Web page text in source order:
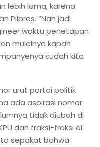
lebih lama, karena
Pilpres. “Nah jadi
waktu penetapan
mulainya kapan
sudah kita
urut partai politik
ada aspirasi nomor
tidak diubah di
dan fraksi-fraksi di
sepakat bahwa